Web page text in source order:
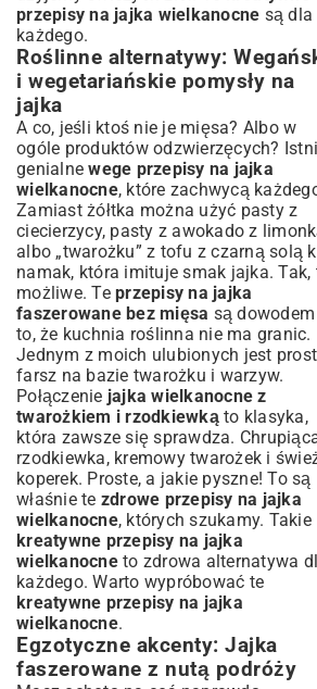
przepisy na jajka wielkanocne są dla
każdego.
Roślinne alternatywy:
i wegetariańskie pomysły na
jajka
A co, jeśli ktoś nie je mięsa? Albo w
ogóle produktów odzwierzęcych?
genialnewege przepisy na jajka
wielkanocne, które zachwycą
Zamiast żółtka można użyć pasty z
ciecierzycy, pasty z awokado z
albo „twarożku” z tofu z czarną solą
namak, która imituje smak jajka. Tak,
możliwe. Te przepisy na jajka
faszerowane bez mięsa są
to, że kuchnia roślinna nie ma granic.
Jednym z moich ulubionych jest
farsz na bazie twarożku i warzyw.
Połączenie jajka wielkanocne z
twarożkiem i rzodkiewkąto klasyka,
która zawsze się sprawdza.
rzodkiewka, kremowy twarożek i
koperek. Proste, a jakie pyszne! To są
właśnie te zdrowe przepisy na jajka
wielkanocne, których szukamy. Takie
kreatywne przepisy na jajka
wielkanocneto zdrowa alternatywa
każdego. Warto wypróbować te
kreatywne przepisy na jajka
wielkanocne.
Egzotyczne akcenty: Jajka
faszerowane z nutą podróży